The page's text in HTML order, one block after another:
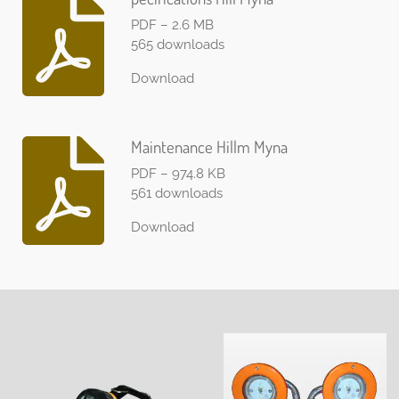
PDF – 2.6 MB
565 downloads
Download
Maintenance Hillm Myna
PDF – 974.8 KB
561 downloads
Download